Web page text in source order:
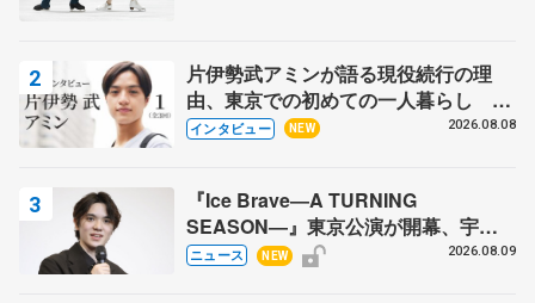
片伊勢武アミンが語る現役続行の理
由、東京での初めての一人暮らし 注
目スケーターの「今」に迫る
インタビュー NEW 2026.08.08
『Ice Brave―A TURNING
SEASON―』東京公演が開幕、宇野
昌磨の『Ice Brave』にかける思いを
ニュース NEW 2026.08.09